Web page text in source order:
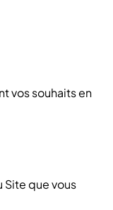
vos souhaits en
Site que vous